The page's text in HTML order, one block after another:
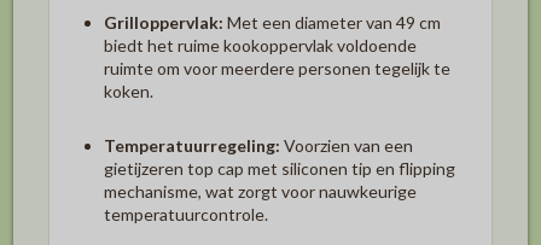
Grilloppervlak: Met een diameter van 49 cm
biedt het ruime kookoppervlak voldoende
ruimte om voor meerdere personen tegelijk te
koken.
Temperatuurregeling: Voorzien van een
gietijzeren top cap met siliconen tip en flipping
mechanisme, wat zorgt voor nauwkeurige
temperatuurcontrole.